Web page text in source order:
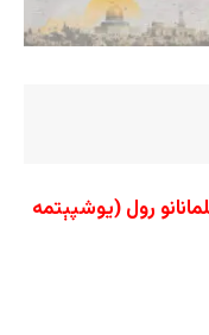
رول (یوشپېتمه